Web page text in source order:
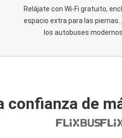
Relájate con Wi-Fi gratuito,
espacio extra para las piernas.
los autobuses modernos.
confianza de